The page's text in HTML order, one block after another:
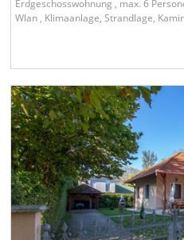
Erdgeschosswohnung , max. 6
Wlan , Klimaanlage, Strandlage,